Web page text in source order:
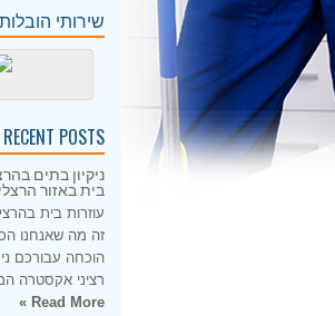
שירותי
RECENT POSTS
ניקיון בתים
בית באזור
עוזרות בית
זה מה שאנחנו
הוכחה עבורכם
רציני אקסטרה
Read More »